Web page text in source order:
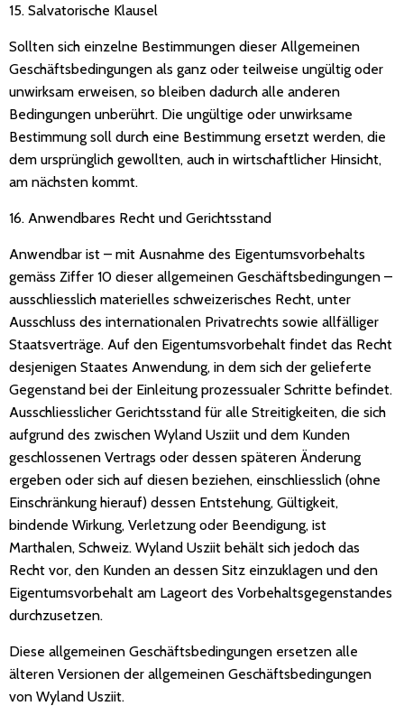
15. Salvatorische Klausel
Sollten sich einzelne Bestimmungen dieser Allgemeinen
Geschäftsbedingungen als ganz oder teilweise ungültig oder
unwirksam erweisen, so bleiben dadurch alle anderen
Bedingungen unberührt. Die ungültige oder unwirksame
Bestimmung soll durch eine Bestimmung ersetzt werden, die
dem ursprünglich gewollten, auch in wirtschaftlicher Hinsicht,
am nächsten kommt.
16. Anwendbares Recht und Gerichtsstand
Anwendbar ist – mit Ausnahme des Eigentumsvorbehalts
gemäss Ziffer 10 dieser allgemeinen Geschäftsbedingungen –
ausschliesslich materielles schweizerisches Recht, unter
Ausschluss des internationalen Privatrechts sowie allfälliger
Staatsverträge. Auf den Eigentumsvorbehalt findet das Recht
desjenigen Staates Anwendung, in dem sich der gelieferte
Gegenstand bei der Einleitung prozessualer Schritte befindet.
Ausschliesslicher Gerichtsstand für alle Streitigkeiten, die sich
aufgrund des zwischen Wyland Usziit und dem Kunden
geschlossenen Vertrags oder dessen späteren Änderung
ergeben oder sich auf diesen beziehen, einschliesslich (ohne
Einschränkung hierauf) dessen Entstehung, Gültigkeit,
bindende Wirkung, Verletzung oder Beendigung, ist
Marthalen, Schweiz. Wyland Usziit behält sich jedoch das
Recht vor, den Kunden an dessen Sitz einzuklagen und den
Eigentumsvorbehalt am Lageort des Vorbehaltsgegenstandes
durchzusetzen.
Diese allgemeinen Geschäftsbedingungen ersetzen alle
älteren Versionen der allgemeinen Geschäftsbedingungen
von Wyland Usziit.